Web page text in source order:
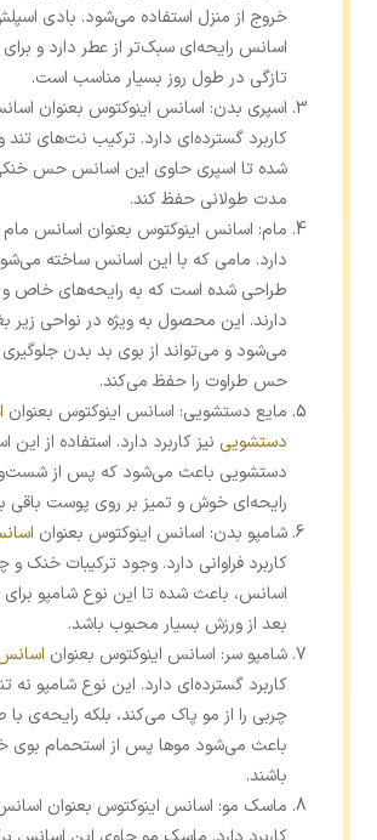
خروج از منزل استفاده می‌شود. بادی
اسانس رایحه‌ای سبک‌تر از عطر دارد و
تازگی در طول روز بسیار مناسب است.
اسپری بدن: اسانس اینوکتوس بعنوان
کاربرد گسترده‌ای دارد. ترکیب نت‌های
شده تا اسپری حاوی این اسانس حس خنکی
مدت طولانی حفظ کند.
مام: اسانس اینوکتوس بعنوان اسانس مام
دارد. مامی که با این اسانس ساخته
طراحی شده‌ است که به رایحه‌های خاص و
دارند. این محصول به ویژه در نواحی زیر
می‌شود و می‌تواند از بوی بد بدن جلوگیری
حس طراوت را حفظ می‌کند.
مایع دستشویی: اسانس اینوکتوس بعنوان
دستشویی نیز کاربرد دارد. استفاده از
دستشویی باعث می‌شود که پس از
رایحه‌ای خوش و تمیز بر روی پوست باقی
شامپو بدن: اسانس اینوکتوس بعنوان
کاربرد فراوانی دارد. وجود ترکیبات خنک و
اسانس، باعث شده تا این نوع شامپو برای
بعد از ورزش بسیار محبوب باشد.
شامپو سر: اسانس اینوکتوس بعنوان
کاربرد گسترده‌ای دارد. این نوع شامپو نه‌
چربی را از مو پاک می‌کند، بلکه رایحه‌ی
باعث می‌شود موها پس از استحمام بوی
باشند.
ماسک مو: اسانس اینوکتوس بعنوان